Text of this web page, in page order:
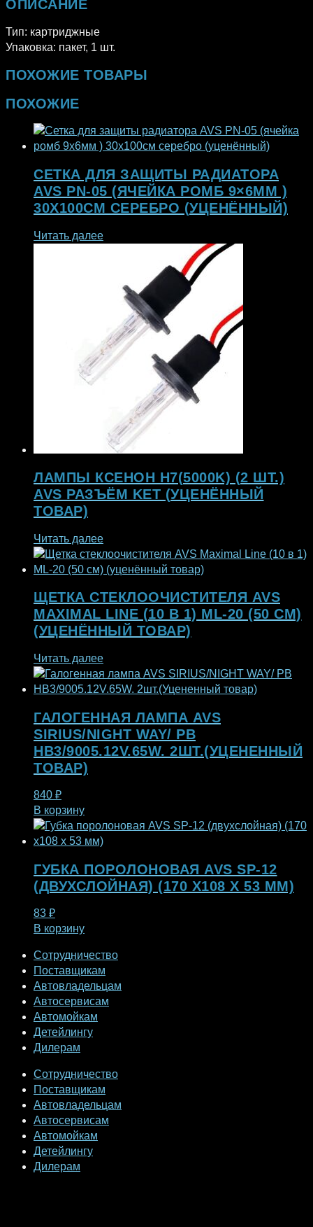
ОПИСАНИЕ
Тип: картриджные
Упаковка: пакет, 1 шт.
ПОХОЖИЕ ТОВАРЫ
ПОХОЖИЕ
СЕТКА ДЛЯ ЗАЩИТЫ РАДИАТОРА
AVS PN-05 (ЯЧЕЙКА РОМБ 9×6ММ )
30Х100СМ СЕРЕБРО (УЦЕНЁННЫЙ)
Читать далее
ЛАМПЫ КСЕНОН H7(5000K) (2 ШТ.)
AVS РАЗЪЁМ KET (УЦЕНЁННЫЙ
ТОВАР)
Читать далее
ЩЕТКА СТЕКЛООЧИСТИТЕЛЯ AVS
MAXIMAL LINE (10 В 1) ML-20 (50 СМ)
(УЦЕНЁННЫЙ ТОВАР)
Читать далее
ГАЛОГЕННАЯ ЛАМПА AVS
SIRIUS/NIGHT WAY/ PB
HB3/9005.12V.65W. 2ШТ.(УЦЕНЕННЫЙ
ТОВАР)
840 ₽
В корзину
ГУБКА ПОРОЛОНОВАЯ AVS SP-12
(ДВУХСЛОЙНАЯ) (170 X108 X 53 ММ)
83 ₽
В корзину
Сотрудничество
Поставщикам
Автовладельцам
Автосервисам
Автомойкам
Детейлингу
Дилерам
Сотрудничество
Поставщикам
Автовладельцам
Автосервисам
Автомойкам
Детейлингу
Дилерам